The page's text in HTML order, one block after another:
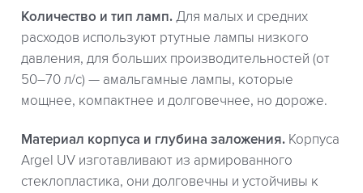
Количество и тип ламп. Для малых и средних
расходов используют ртутные лампы низкого
давления, для больших производительностей (от
50–70 л/с) — амальгамные лампы, которые
мощнее, компактнее и долговечнее, но дороже.
Материал корпуса и глубина заложения. Корпуса
Argel UV изготавливают из армированного
стеклопластика, они долговечны и устойчивы к